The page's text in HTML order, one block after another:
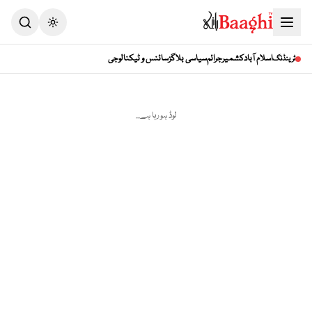
Toggle theme
ٹرینڈنگاسلام آبادکشمیرجرائمسیاسی بلاگزسائنس و ٹیکنالوجی
لوڈ ہو رہا ہے...